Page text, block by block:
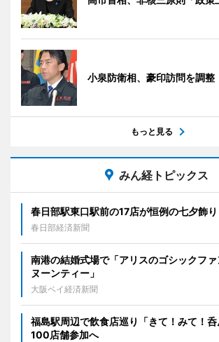
小泉防衛相、豪印訪問を調整
もっと見る
みん経トピックス
春日部駅東口駅前の17店が恒例の七夕飾
春日部経済新聞
南港の結婚式場で「アリスのゴシックフ
ヌーンティー」
大阪ベイ経済新聞
福島駅周辺で飲食店巡り「きて！みて！
100店舗参加へ